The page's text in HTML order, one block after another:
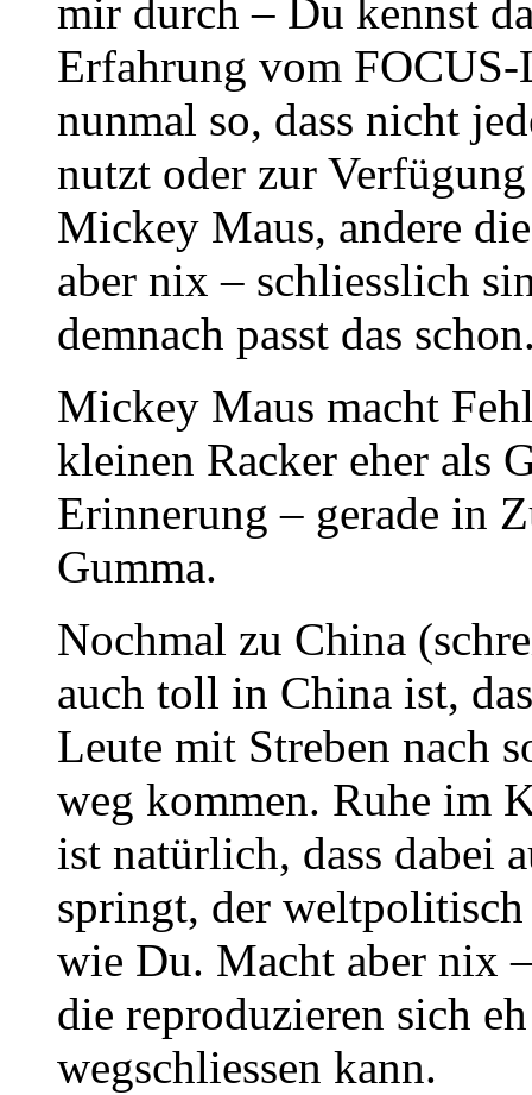
mir durch – Du kennst
Erfahrung vom FOCUS-
nunmal so, dass nicht
nutzt oder zur
Mickey Maus, andere
aber nix – schliesslich
demnach passt das
Mickey Maus macht
kleinen Racker eher als
Erinnerung – gerade in
Gumma.
Nochmal zu China
auch toll in China ist,
Leute mit Streben nach
weg kommen. Ruhe im
ist natürlich, dass dabei
springt, der weltpolitisch
wie Du. Macht aber nix
die reproduzieren sich
wegschliessen kann.